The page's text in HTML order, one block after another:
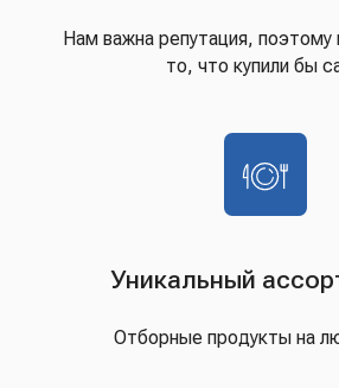
Нам важна репутация,
то, что купили бы
Уникальный
Отборные продукты на